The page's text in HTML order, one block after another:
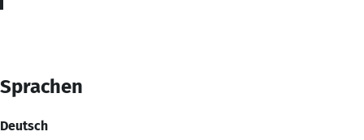
Sprachen
Deutsch